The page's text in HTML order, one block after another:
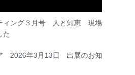
ィング３月号 人と知恵 現場
た
2026年3月13日 出展のお知